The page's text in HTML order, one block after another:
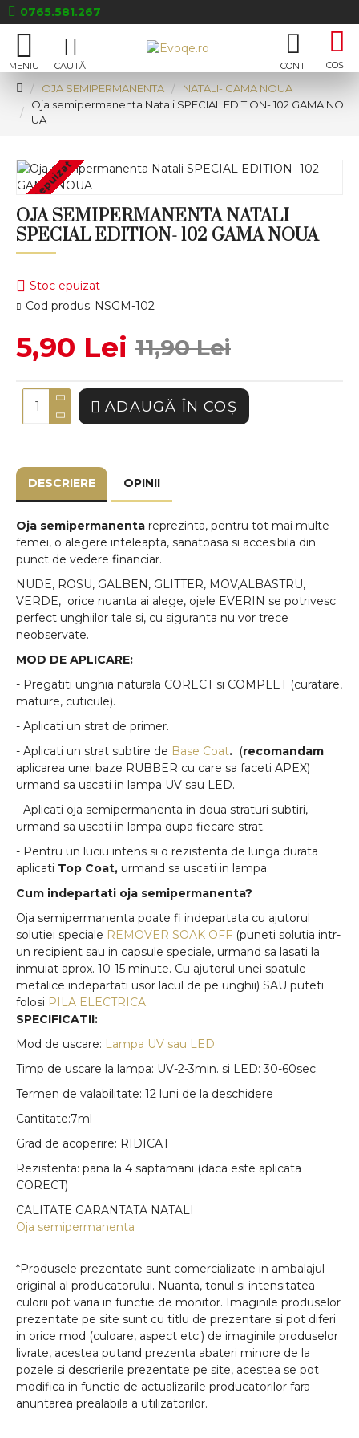
0765.581.267
OJA SEMIPERMANENTA
NATALI- GAMA NOUA
Oja semipermanenta Natali SPECIAL EDITION- 102 GAMA NO
UA
Stoc epuizat
OJA SEMIPERMANENTA NATALI
SPECIAL EDITION- 102 GAMA NOUA
Stoc epuizat
Cod produs: NSGM-102
5,90 Lei 11,90 Lei
ADAUGĂ ÎN COŞ
DESCRIERE OPINII
Oja semipermanenta reprezinta, pentru tot mai multe
femei, o alegere inteleapta, sanatoasa si accesibila din
punct de vedere financiar.
NUDE, ROSU, GALBEN, GLITTER, MOV,ALBASTRU,
VERDE, orice nuanta ai alege, ojele EVERIN se potrivesc
perfect unghiilor tale si, cu siguranta nu vor trece
neobservate.
MOD DE APLICARE:
- Pregatiti unghia naturala CORECT si COMPLET (curatare,
matuire, cuticule).
- Aplicati un strat de primer.
- Aplicati un strat subtire de Base Coat. (recomandam
aplicarea unei baze RUBBER cu care sa faceti APEX)
urmand sa uscati in lampa UV sau LED.
- Aplicati oja semipermanenta in doua straturi subtiri,
urmand sa uscati in lampa dupa fiecare strat.
- Pentru un luciu intens si o rezistenta de lunga durata
aplicati Top Coat, urmand sa uscati in lampa.
Cum indepartati oja semipermanenta?
Oja semipermanenta poate fi indepartata cu ajutorul
solutiei speciale REMOVER SOAK OFF (puneti solutia intr-
un recipient sau in capsule speciale, urmand sa lasati la
inmuiat aprox. 10-15 minute. Cu ajutorul unei spatule
metalice indepartati usor lacul de pe unghii) SAU puteti
folosi PILA ELECTRICA.
SPECIFICATII:
Mod de uscare: Lampa UV sau LED
Timp de uscare la lampa: UV-2-3min. si LED: 30-60sec.
Termen de valabilitate: 12 luni de la deschidere
Cantitate:7ml
Grad de acoperire: RIDICAT
Rezistenta: pana la 4 saptamani (daca este aplicata
CORECT)
CALITATE GARANTATA NATALI
Oja semipermanenta
*Produsele prezentate sunt comercializate in ambalajul
original al producatorului. Nuanta, tonul si intensitatea
culorii pot varia in functie de monitor. Imaginile produselor
prezentate pe site sunt cu titlu de prezentare si pot diferi
in orice mod (culoare, aspect etc.) de imaginile produselor
livrate, acestea putand prezenta abateri minore de la
pozele si descrierile prezentate pe site, acestea se pot
modifica in functie de actualizarile producatorilor fara
anuntarea prealabila a utilizatorilor.